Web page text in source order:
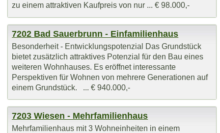
zu einem attraktiven Kaufpreis von nur ... € 98.000,-
7202 Bad Sauerbrunn - Einfamilienhaus
Besonderheit - Entwicklungspotenzial Das Grundstück
bietet zusätzlich attraktives Potenzial für den Bau eines
weiteren Wohnhauses. Es eröffnet interessante
Perspektiven für Wohnen von mehrere Generationen auf
einem Grundstück. ... € 940.000,-
7203 Wiesen - Mehrfamilienhaus
Mehrfamilienhaus mit 3 Wohneinheiten in einem